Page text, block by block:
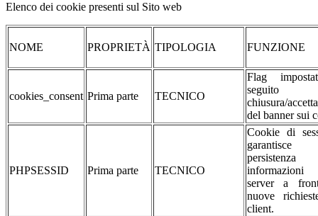
Elenco dei cookie presenti sul Sito web
NOME PROPRIETÀ TIPOLOGIA FUNZIONE
cookies_consent Prima parte TECNICO
Flag
seguito
chiusura/
del banner sui
PHPSESSID Prima parte TECNICO
Cookie di
persistenza
server a
nuove
client.